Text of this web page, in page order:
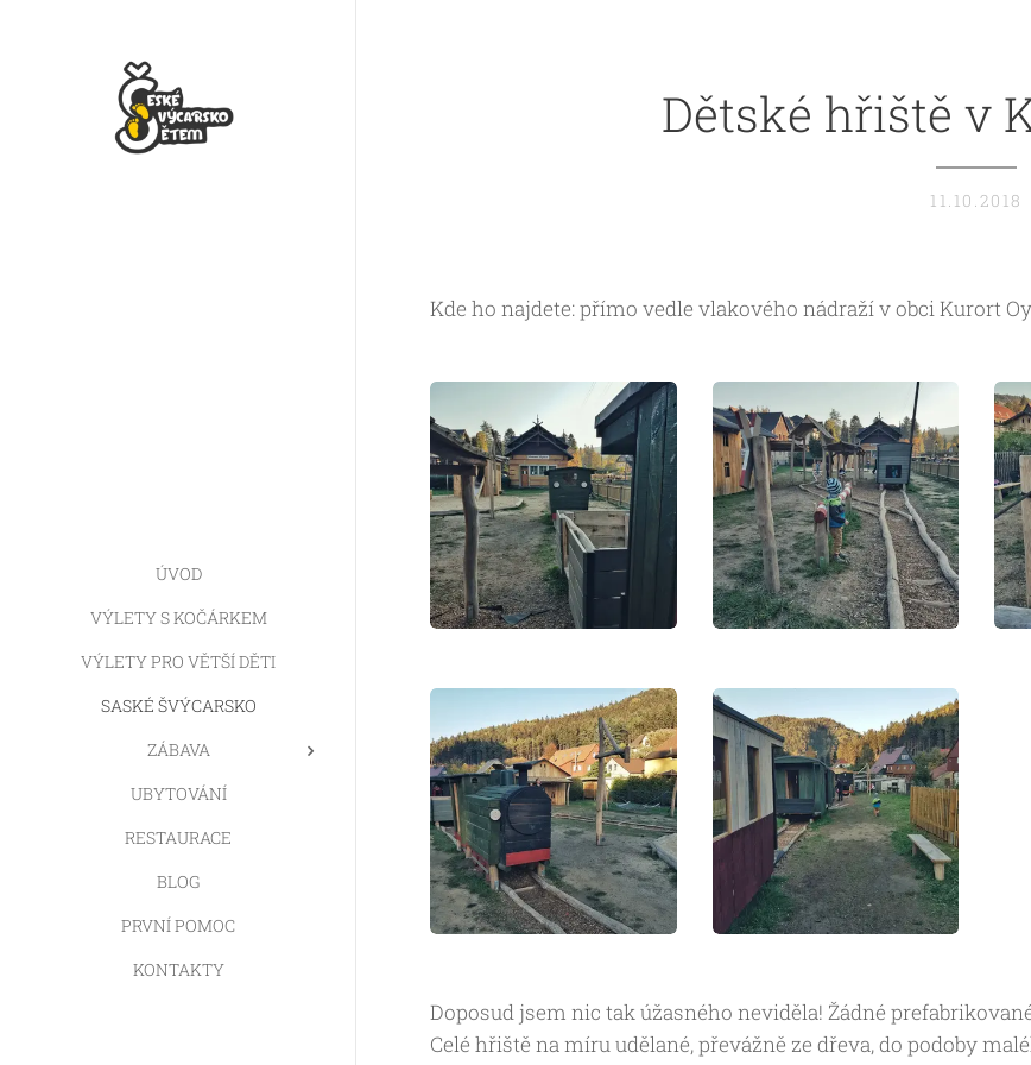
ÚVOD
VÝLETY S KOČÁRKEM
VÝLETY PRO VĚTŠÍ DĚTI
SASKÉ ŠVÝCARSKO
ZÁBAVA
UBYTOVÁNÍ
RESTAURACE
BLOG
PRVNÍ POMOC
KONTAKTY
Dětské hřiště v
11.10.2018
Kde ho najdete: přímo vedle vlakového nádraží v obci Kurort
Doposud jsem nic tak úžasného neviděla! Žádné
Celé hřiště na míru udělané, převážně ze dřeva, do podoby